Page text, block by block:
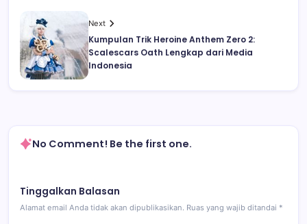
Next
Kumpulan Trik Heroine Anthem Zero 2:
Scalescars Oath Lengkap dari Media
Indonesia
No Comment! Be the first one.
Tinggalkan Balasan
Alamat email Anda tidak akan dipublikasikan. Ruas yang wajib ditandai *